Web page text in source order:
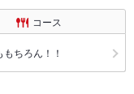
コース
ちろん！！